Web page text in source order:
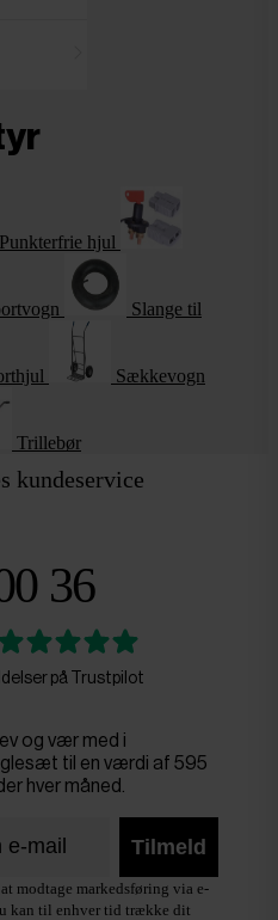
Punkterfrie hjul
Slange til
Sækkevogn
Trillebør
kundeservice
36
på Trustpilot
og vær med i
til en værdi af 595
hver måned.
Tilmeld
modtage markedsføring via e-
kan til enhver tid trække dit